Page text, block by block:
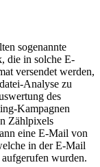
sogenannte
die in solche E-
versendet werden,
Analyse zu
des
Kampagnen
Zählpixels
eine E-Mail von
in der E-Mail
wurden.